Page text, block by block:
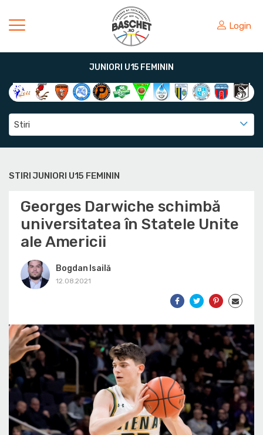
Login
JUNIORI U15 FEMININ
Stiri
STIRI JUNIORI U15 FEMININ
Georges Darwiche schimbă
universitatea în Statele Unite
ale Americii
Bogdan Isailă
12.08.2021